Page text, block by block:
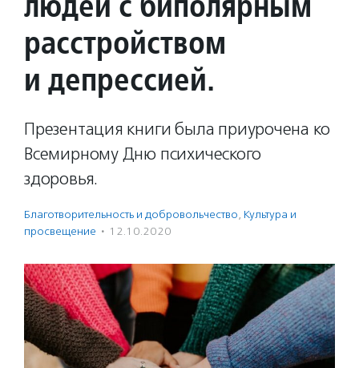
расстройством
и депрессией.
Презентация книги была приурочена ко
Всемирному Дню психического
здоровья.
Благотвори­тель­ность и доброволь­чест­во, Культура и
просвещение · 12.10.2020